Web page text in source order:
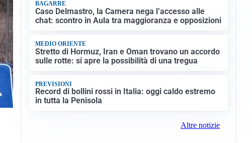
BAGARRE
Caso Delmastro, la Camera nega l’accesso alle
chat: scontro in Aula tra maggioranza e opposizioni
MEDIO ORIENTE
Stretto di Hormuz, Iran e Oman trovano un accordo
sulle rotte: si apre la possibilità di una tregua
PREVISIONI
Record di bollini rossi in Italia: oggi caldo estremo
in tutta la Penisola
Altre notizie